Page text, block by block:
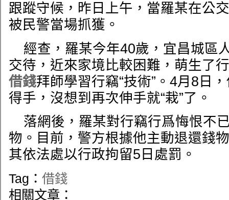
跟蹤守候，昨日上午，當羅某在公
被民警當場抓獲。
經查，羅某今年40歲，宜昌城區
交待，近來家境比較困難，萌生了
借錢拜師學習行竊“技術”。4月8日
得手，沒想到再次伸手就“栽”了。
落網後，羅某對行竊行爲悔恨不
物。目前，警方根據他主動退還錢
其依法處以行政拘留5日處罰。
Tag： 借錢
相關文章：